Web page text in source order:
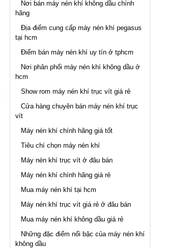
Nơi bán máy nén khí không dầu chính
hãng
Địa điểm cung cấp máy nén khí pegasus
tại hcm
Điểm bán máy nén khí uy tín ở tphcm
Nơi phân phối máy nén khí không dầu ở
hcm
Show rom máy nén khí trục vít giá rẻ
Cửa hàng chuyên bán máy nén khí trục
vít
Máy nén khí chính hãng giá tốt
Tiêu chí chọn máy nén khí
Máy nén khí trục vít ở đâu bán
Máy nén khí chính hãng giá rẻ
Mua máy nén khí tại hcm
Máy nén khí trục vít giá rẻ ở đâu bán
Mua máy nén khí không dầu giá rẻ
Những đặc điểm nổi bậc của máy nén khí
không dầu